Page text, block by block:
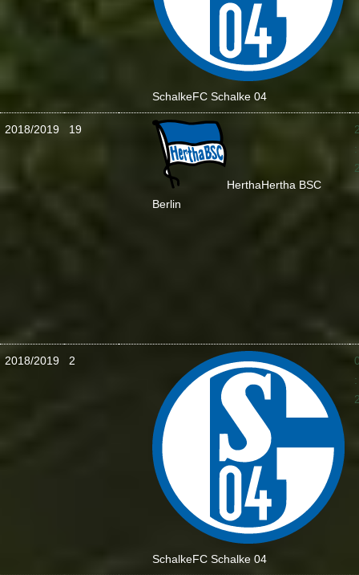
SchalkeFC Schalke 04
2018/2019 19
HerthaHertha BSC
Berlin
:
2018/2019 2
SchalkeFC Schalke 04
: